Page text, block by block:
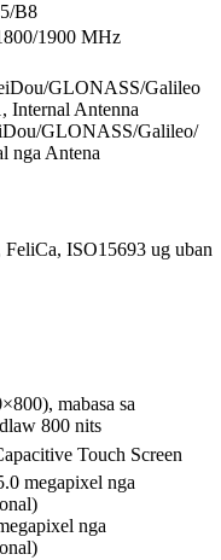
B8
1900 MHz
GLONASS/Galileo
Internal Antenna
GLONASS/Galileo/
nga Antena
ISO15693 ug uban
mabasa sa
800 nits
Touch Screen
megapixel nga
nga